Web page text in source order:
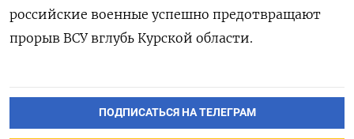
российские военные успешно предотвращают
прорыв ВСУ вглубь Курской области.
ПОДПИСАТЬСЯ НА ТЕЛЕГРАМ